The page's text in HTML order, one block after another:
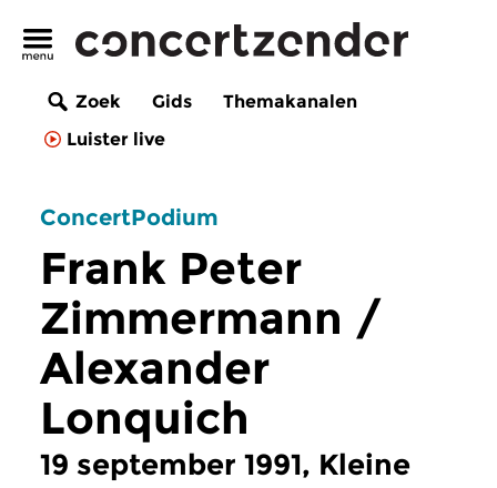
Zoek Gids
Themakanalen
Luister live
ConcertPodium
Frank Peter
Zimmermann /
Alexander
Lonquich
19 september 1991, Kleine